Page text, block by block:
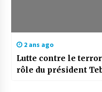
2 ans ago
Lutte contre le
rôle du président